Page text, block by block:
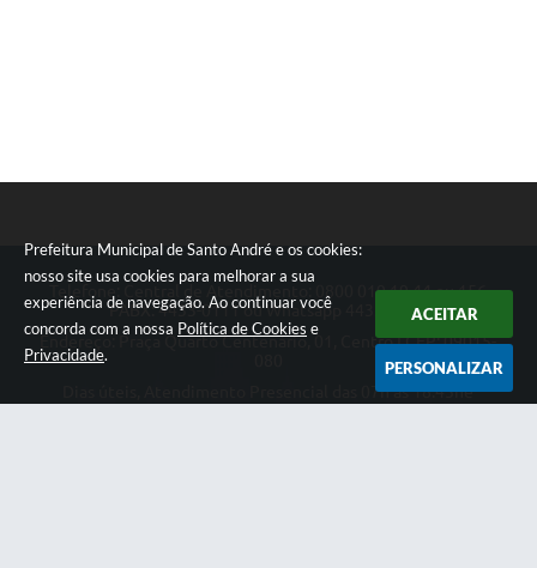
Prefeitura Municipal de Santo André e os cookies:
nosso site usa cookies para melhorar a sua
experiência de navegação. Ao continuar você
concorda com a nossa Política de Cookies e
Privacidade.
ACEITAR
PERSONALIZAR
Telefone: Central de Atendimento: 0800 019 19 44 ou 156
PABX: 4433-0111 ou Whatsapp 4433-0123
Endereço: Praça Quarto Centenário, 01, Centro | CEP: 09015-
Dias úteis, Atendimento Presencial das 07h as 18:45he